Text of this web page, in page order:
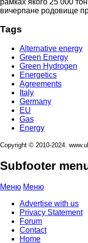
вичерпане родовище
Tags
Alternative energy
Green Energy
Green Hydrogen
Energetics
Agreements
Italy
Germany
EU
Gas
Energy
Copyright © 2010-2024.
Subfooter
Меню Меню
Advertise with us
Privacy Statement
Forum
Contact
Home